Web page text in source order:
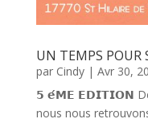
UN TEMPS POUR
par Cindy| Avr 30,
𝟱 𝗲́𝗠𝗘 𝗘𝗗𝗜𝗧𝗜𝗢𝗡
nous nous